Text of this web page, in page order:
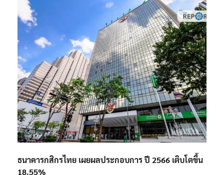
ธนาคารกสิกรไทย เผยผลประกอบการ ปี 2566 เติบโตขึ้น
18.55%